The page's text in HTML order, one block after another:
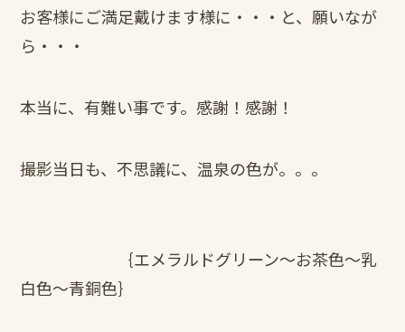
お客様にご満足戴けます様に・・・と、願いなが
ら・・・
本当に、有難い事です。感謝！感謝！
撮影当日も、不思議に、温泉の色が。。。
｛エメラルドグリーン～お茶色～乳
白色～青銅色｝